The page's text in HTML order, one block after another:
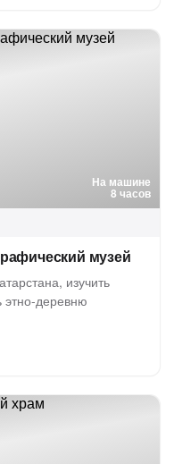
На машине
8 часов
музей
изучить
этно-деревню